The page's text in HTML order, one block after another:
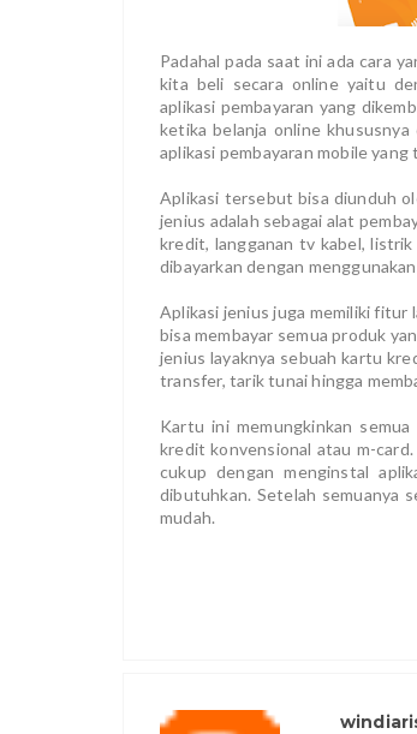
Padahal pada saat ini ada cara
kita beli secara online yaitu
aplikasi pembayaran yang
ketika belanja online
aplikasi pembayaran mobile
Aplikasi tersebut bisa diunduh
jenius adalah sebagai alat
kredit, langganan tv kabel, listrik
dibayarkan dengan
Aplikasi jenius juga memiliki fitur
bisa membayar semua produk
jenius layaknya sebuah kartu
transfer, tarik tunai hingga
Kartu ini memungkinkan
kredit konvensional atau m-
cukup dengan menginstal
dibutuhkan. Setelah semuanya
mudah.